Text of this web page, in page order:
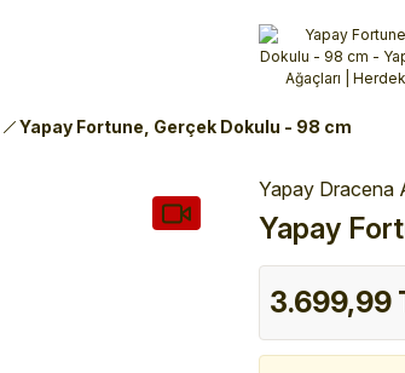
Alışverişlerinizde 3 Taksit
%10 Havale İndirimi
Yapay Fortune, Gerçek Dokulu - 98 cm
Yapay Dracena
Yapay
3.699,99